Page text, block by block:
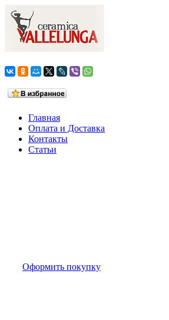
Главная
Оплата и Доставка
Контакты
Статьи
Оформить покупку